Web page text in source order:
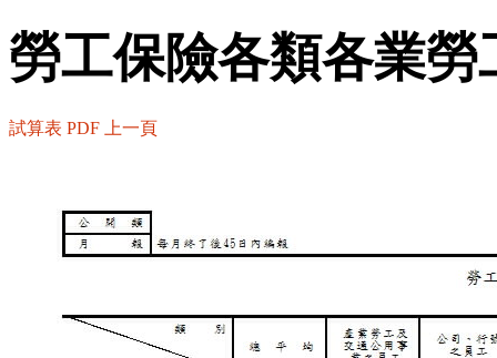
勞工保險各類各業
試算表 PDF 上一頁